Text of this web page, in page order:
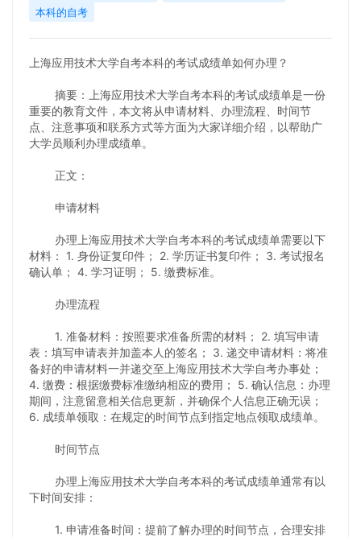
本科的自考
上海应用技术大学自考本科的考试成绩单如何办理？
摘要：上海应用技术大学自考本科的考试成绩单是一份
重要的教育文件，本文将从申请材料、办理流程、时间节
点、注意事项和联系方式等方面为大家详细介绍，以帮助广
大学员顺利办理成绩单。
正文：
申请材料
办理上海应用技术大学自考本科的考试成绩单需要以下
材料： 1. 身份证复印件； 2. 学历证书复印件； 3. 考试报名
确认单； 4. 学习证明； 5. 缴费标准。
办理流程
1. 准备材料：按照要求准备所需的材料； 2. 填写申请
表：填写申请表并加盖本人的签名； 3. 递交申请材料：将准
备好的申请材料一并递交至上海应用技术大学自考办事处；
4. 缴费：根据缴费标准缴纳相应的费用； 5. 确认信息：办理
期间，注意留意相关信息更新，并确保个人信息正确无误；
6. 成绩单领取：在规定的时间节点到指定地点领取成绩单。
时间节点
办理上海应用技术大学自考本科的考试成绩单通常有以
下时间安排：
1. 申请准备时间：提前了解办理的时间节点，合理安排